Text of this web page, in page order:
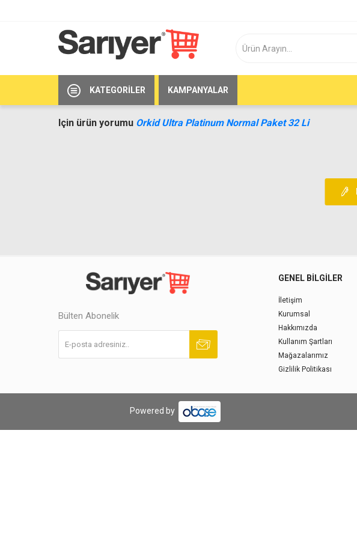
KATEGORILER KAMPANYALAR
Için ürün yorumu Orkid Ultra Platinum Normal Paket 32 Li
Bülten Abonelik
GENEL BILGILER
İletişim
Kurumsal
Hakkımızda
Kullanım Şartları
Mağazalarımız
Gizlilik Politikası
Powered by